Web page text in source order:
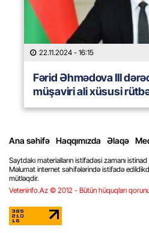
22.11.2024 - 16:15
Fərid Əhmədova III
müşaviri ali xüsusi
Ana səhifə Haqqımızda Əlaqə
Saytdakı materialların istifadəsi zamanı
Məlumat internet səhifələrində istifadə
mütləqdir.
Veteninfo.Az © 2012 - Bütün hüquqları